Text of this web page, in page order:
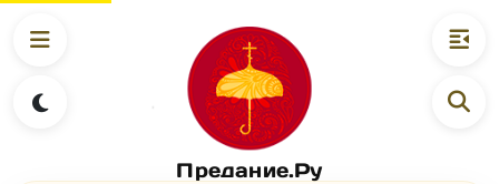
Предание.Ру